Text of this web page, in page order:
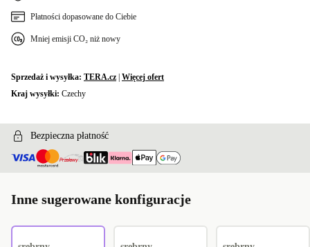
Płatności dopasowane do Ciebie
Mniej emisji CO₂ niż nowy
Sprzedaż i wysyłka: TERA.cz Więcej ofert
Kraj wysyłki: Czechy
Bezpieczna płatność
Inne sugerowane konfiguracje